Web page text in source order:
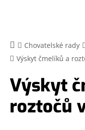
Chovatelské rady
Výskyt čmelíků a
Výskyt
roztočů